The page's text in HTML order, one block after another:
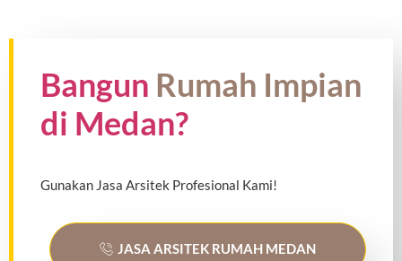
Bangun Rumah Impian
di Medan?
Gunakan Jasa Arsitek Profesional Kami!
JASA ARSITEK RUMAH MEDAN